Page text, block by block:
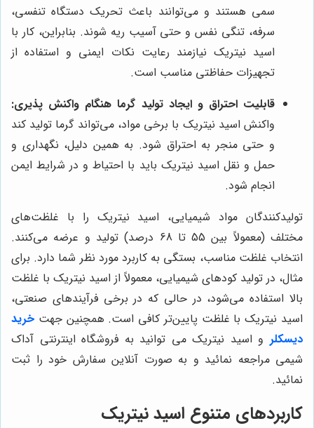
سمی هستند و می‌توانند باعث تحریک دستگاه تنفسی،
سرفه، تنگی نفس و حتی آسیب ریه شوند. بنابراین، کار با
اسید نیتریک نیازمند رعایت نکات ایمنی و استفاده از
تجهیزات حفاظتی مناسب است.
قابلیت احتراق و ایجاد تولید گرما هنگام واکنش پذیری:
واکنش اسید نیتریک با برخی مواد، می‌تواند گرما تولید کند
و حتی منجر به احتراق شود. به همین دلیل، نگهداری و
حمل و نقل اسید نیتریک باید با احتیاط و در شرایط ایمن
انجام شود.
تولیدکنندگان مواد شیمیایی، اسید نیتریک را با غلظت‌های
مختلف (معمولاً بین 55 تا 68 درصد) تولید و عرضه می‌کنند.
انتخاب غلظت مناسب، بستگی به کاربرد مورد نظر شما دارد. برای
مثال، در تولید کودهای شیمیایی، معمولاً از اسید نیتریک با غلظت
بالا استفاده می‌شود، در حالی که در برخی فرآیندهای صنعتی،
اسید نیتریک با غلظت پایین‌تر کافی است. همچنین جهت خرید
دیسکلر و اسید نیتریک می توانید به فروشگاه اینترنتی آداک
شیمی مراجعه نمائید و به صورت آنلاین سفارش خود را ثبت
نمائید.
کاربردهای متنوع اسید نیتریک